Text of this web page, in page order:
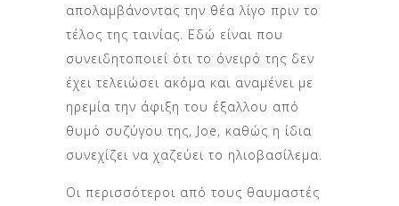
απολαμβάνοντας την θέα λίγο πριν το
τέλος της ταινίας. Εδώ είναι που
συνειδητοποιεί ότι το όνειρό της δεν
έχει τελειώσει ακόμα και αναμένει με
ηρεμία την άφιξη του έξαλλου από
θυμό συζύγου της, Joe, καθώς η ίδια
συνεχίζει να χαζεύει το ηλιοβασίλεμα.
Οι περισσότεροι από τους θαυμαστές